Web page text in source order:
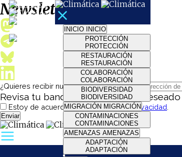
Newsletter
¿Quieres recibir nuestro boletín semanal?
Revisa tu bandeja de correo no
Estoy de acuerdo con lapolítica de privacidad
INICIO
INICIO
PROTECCIÓN
PROTECCIÓN
RESTAURACIÓN
RESTAURACIÓN
COLABORACIÓN
COLABORACIÓN
BIODIVERSIDAD
BIODIVERSIDAD
MIGRACIÓN MIGRACIÓN
CONTAMINACIONES
CONTAMINACIONES
AMENAZAS AMENAZAS
ADAPTACIÓN
ADAPTACIÓN